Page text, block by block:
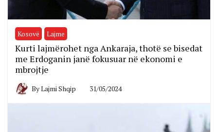
Kosovë Lajme
Kurti lajmërohet nga Ankaraja, thotë se bisedat
me Erdoganin janë fokusuar në ekonomi e
mbrojtje
ByLajmi Shqip 31/05/2024